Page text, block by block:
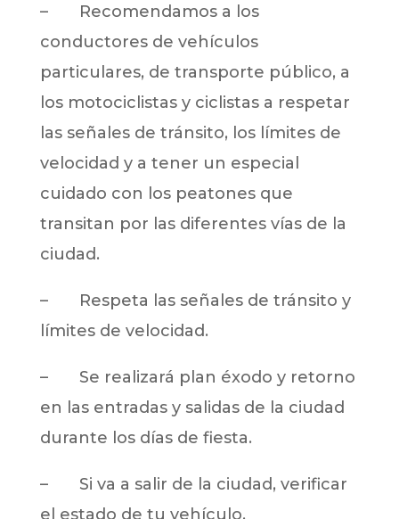
– Recomendamos a los
conductores de vehículos
particulares, de transporte público, a
los motociclistas y ciclistas a respetar
las señales de tránsito, los límites de
velocidad y a tener un especial
cuidado con los peatones que
transitan por las diferentes vías de la
ciudad.
– Respeta las señales de tránsito y
límites de velocidad.
– Se realizará plan éxodo y retorno
en las entradas y salidas de la ciudad
durante los días de fiesta.
– Si va a salir de la ciudad, verificar
el estado de tu vehículo.